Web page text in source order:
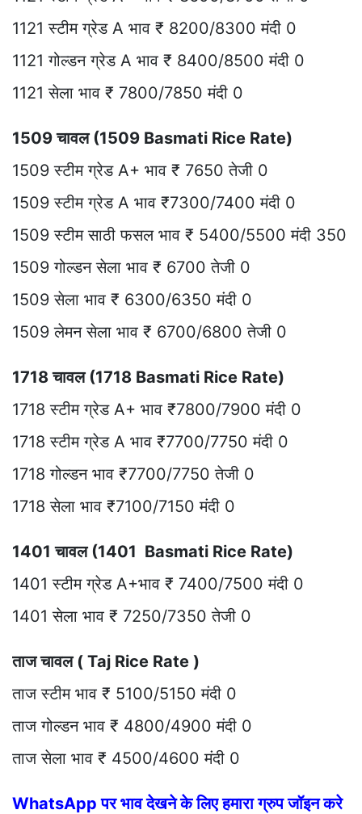
1121 स्टीम ग्रेड A भाव ₹ 8200/8300 मंदी 0
1121 गोल्डन ग्रेड A भाव ₹ 8400/8500 मंदी 0
1121 सेला भाव ₹ 7800/7850 मंदी 0
1509 चावल (1509 Basmati Rice Rate)
1509 स्टीम ग्रेड A+ भाव ₹ 7650 तेजी 0
1509 स्टीम ग्रेड A भाव ₹7300/7400 मंदी 0
1509 स्टीम साठी फसल भाव ₹ 5400/5500 मंदी 350
1509 गोल्डन सेला भाव ₹ 6700 तेजी 0
1509 सेला भाव ₹ 6300/6350 मंदी 0
1509 लेमन सेला भाव ₹ 6700/6800 तेजी 0
1718 चावल (1718 Basmati Rice Rate)
1718 स्टीम ग्रेड A+ भाव ₹7800/7900 मंदी 0
1718 स्टीम ग्रेड A भाव ₹7700/7750 मंदी 0
1718 गोल्डन भाव ₹7700/7750 तेजी 0
1718 सेला भाव ₹7100/7150 मंदी 0
1401 चावल (1401 Basmati Rice Rate)
1401 स्टीम ग्रेड A+भाव ₹ 7400/7500 मंदी 0
1401 सेला भाव ₹ 7250/7350 तेजी 0
ताज चावल ( Taj Rice Rate )
ताज स्टीम भाव ₹ 5100/5150 मंदी 0
ताज गोल्डन भाव ₹ 4800/4900 मंदी 0
ताज सेला भाव ₹ 4500/4600 मंदी 0
WhatsApp पर भाव देखने के लिए हमारा ग्रुप जॉइन करे